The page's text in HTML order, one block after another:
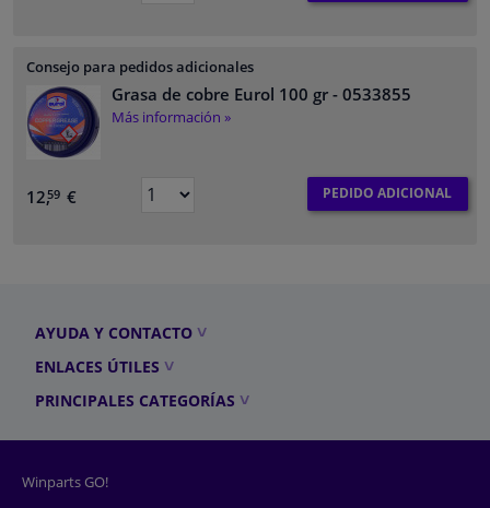
Consejo para pedidos adicionales
Grasa de cobre Eurol 100 gr - 0533855
Más información »
12,59 € PEDIDO ADICIONAL
AYUDA Y CONTACTO
ENLACES ÚTILES
PRINCIPALES CATEGORÍAS
Winparts GO!